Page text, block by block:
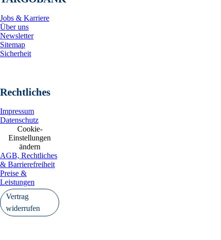
Jobs & Karriere
Über uns
Newsletter
Sitemap
Sicherheit
Rechtliches
Impressum
Datenschutz
Cookie-
Einstellungen
ändern
AGB, Rechtliches
& Barrierefreiheit
Preise &
Leistungen
Vertrag
widerrufen